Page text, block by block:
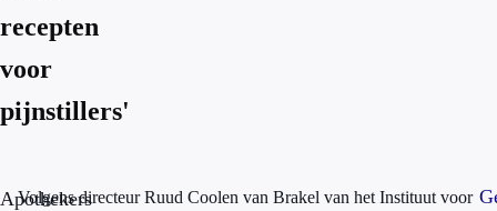
recepten
voor
pijnstillers'
Apothekers
Volgens directeur Ruud Coolen van Brakel van het Instituut voor